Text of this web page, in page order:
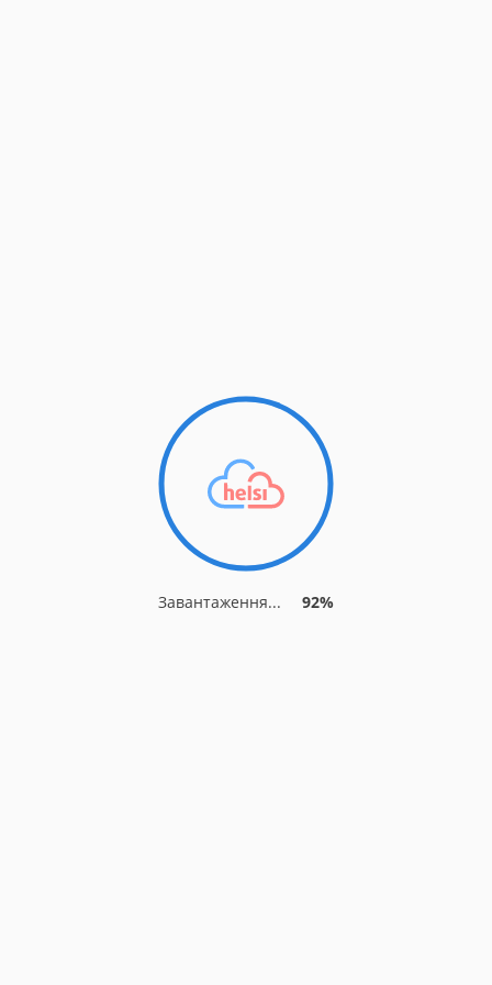
Завантаження... 92%